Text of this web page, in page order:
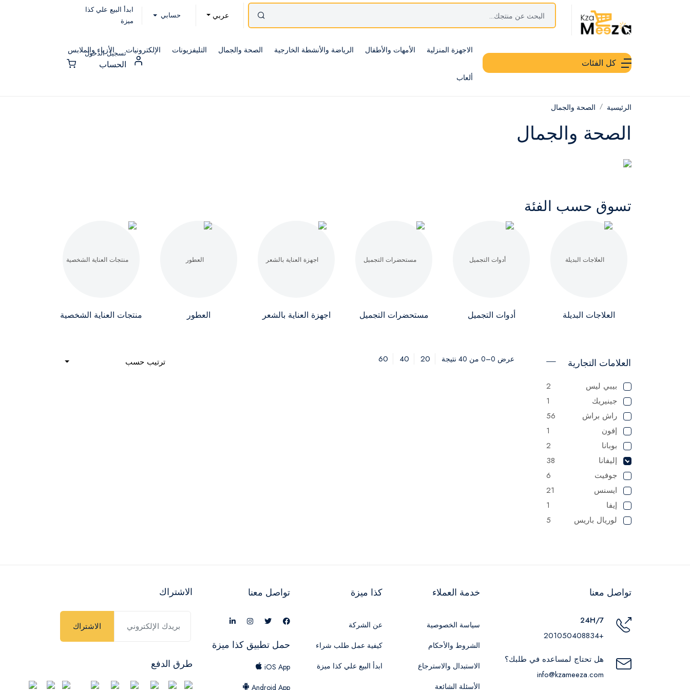
عربي حسابي
ابدأ البيع علي كذا
ميزة
كل الفئات
الاجهزة المنزلية الأمهات والأطفال الرياضة والأنشطة الخارجية الصحة والجمال التليفزيونات الإلكترونيات الأزياء والملابس
ألعاب
تسجيل الدخول
الحساب
الرئيسية الصحة والجمال
الصحة والجمال
تسوق حسب الفئة
العلاجات البديلة أدوات التجميل مستحضرات التجميل اجهزة العناية بالشعر العطور منتجات العناية الشخصية
العلامات التجارية
بيبي ليس
2
جينيريك
1
راش براش
56
إفون
1
بوبانا
2
إليفانا
38
جوفيت
6
ايسنس
21
إيفا
1
لوريال باريس
5
NYX
ايلي
باكو رابان
2
توم فورد
ويت اند وايلد
عرض 0–0 من 40 نتيجة 20
40
60 ترتيب حسب
تواصل معنا
24H/7
+201050408834
هل تحتاج لمساعده في طلبك؟
info@kzameeza.com
خدمة العملاء
سياسة الخصوصية
الشروط والأحكام
الاستبدال والاسترجاع
الأسئلة الشائعة
كذا ميزة
عن الشركة
كيفية عمل طلب شراء
ابدأ البيع علي كذا ميزة
تواصل معنا
حمل تطبيق كذا ميزة
iOS App
Android App
الاشتراك
الاشتراك
طرق الدفع